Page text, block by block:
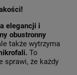
elegancji i
obustronny
także wytrzyma
To
sprawi, że każdy